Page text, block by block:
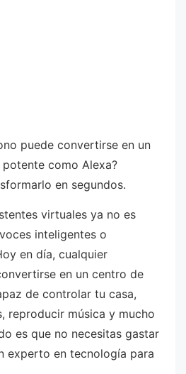
puede convertirse en un
como Alexa?
en segundos.
virtuales ya no es
inteligentes o
en día, cualquier
en un centro de
de controlar tu casa,
reproducir música y mucho
es que no necesitas gastar
experto en tecnología para